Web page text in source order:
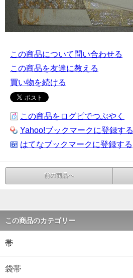
この商品について問い合わせる
この商品を友達に教える
買い物を続ける
この商品をログピでつぶやく
Yahoo!ブックマークに登録する
はてなブックマークに登録する
前の商品へ
この商品のカテゴリー
帯
袋帯